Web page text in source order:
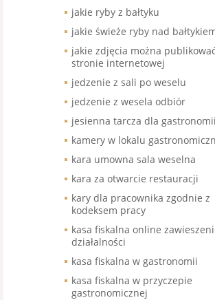
jakie ryby z bałtyku
jakie świeże ryby nad
jakie zdjęcia można
stronie internetowej
jedzenie z sali po weselu
jedzenie z wesela odbiór
jesienna tarcza dla gastronomii
kamery w lokalu
kara umowna sala weselna
kara za otwarcie restauracji
kary dla pracownika zgodnie z
kodeksem pracy
kasa fiskalna online
działalności
kasa fiskalna w gastronomii
kasa fiskalna w przyczepie
gastronomicznej